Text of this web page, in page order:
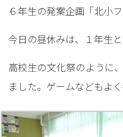
６年生の発案企画「北小
今日の昼休みは、１年生
高校生の文化祭のように
ました。ゲームなどもよ